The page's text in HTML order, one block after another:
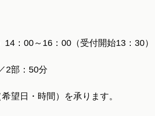
：00～16：00（受付開始13：30）
2部：50分
望日・時間）を承ります。